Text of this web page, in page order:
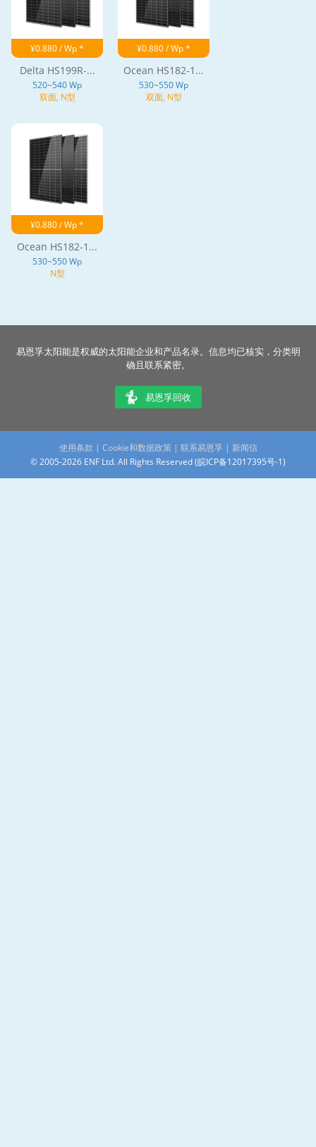
¥0.880 / Wp *
Delta HS199R-...
520~540 Wp
双面, N型
¥0.880 / Wp *
Ocean HS182-1...
530~550 Wp
双面, N型
¥0.880 / Wp *
Ocean HS182-1...
530~550 Wp
N型
易恩孚太阳能是权威的太阳能企业和产品名录。信息均已核实，分类明
确且联系紧密。
易恩孚回收
使用条款 | Cookie和数据政策| 联系易恩孚 | 新闻信
© 2005-2026 ENF Ltd. All Rights Reserved (皖ICP备12017395号-1)